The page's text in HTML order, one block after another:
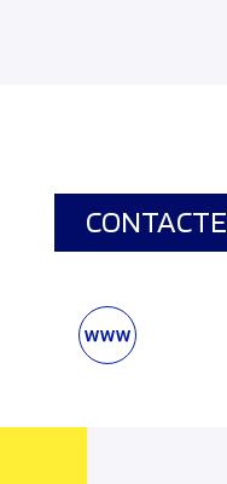
CONTACTE